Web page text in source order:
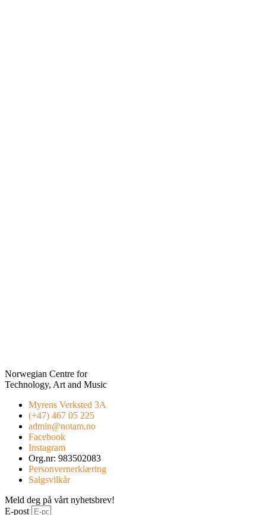
Norwegian Centre for
Technology, Art and Music
Myrens Verksted 3A
(+47) 467 05 225
admin@notam.no
Facebook
Instagram
Org.nr: 983502083
Personvernerklæring
Salgsvilkår
Meld deg på vårt nyhetsbrev!
E-post